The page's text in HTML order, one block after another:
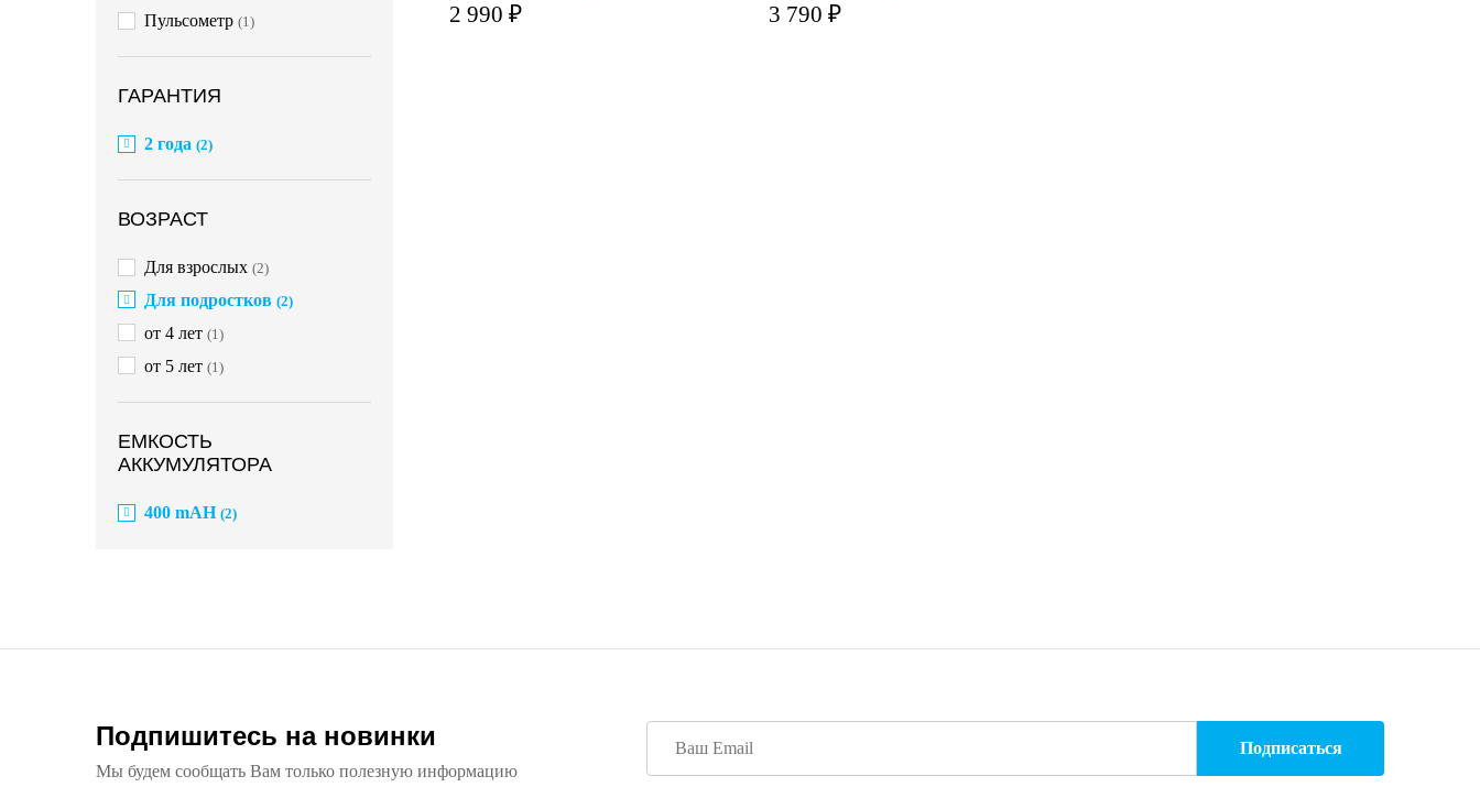
2 990 ₽ 3 790 ₽
Пульсометр (1)
ГАРАНТИЯ
2 года (2)
ВОЗРАСТ
Для взрослых (2)
Для подростков (2)
от 4 лет (1)
от 5 лет (1)
ЕМКОСТЬ
АККУМУЛЯТОРА
400 mAH (2)
Подпишитесь на новинки
Мы будем сообщать Вам только полезную информацию